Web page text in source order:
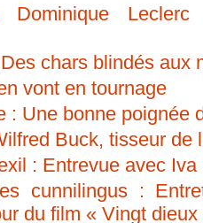
Dominique
chars blindés aux
vont en tournage
: Une bonne poignée
Buck, tisseur de
: Entrevue avec
cunnilingus :
du film « Vingt dieux